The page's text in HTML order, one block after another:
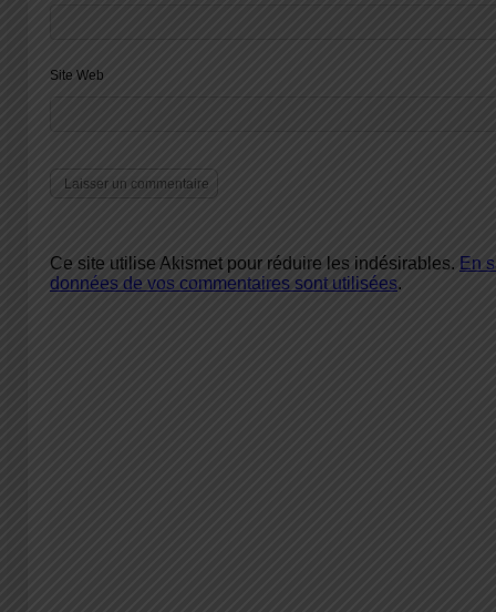
Site Web
Ce site utilise Akismet pour réduire les indésirables. En
données de vos commentaires sont utilisées.